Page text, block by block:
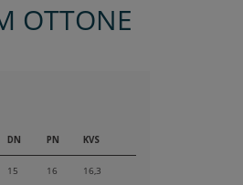
OTTONE
DN PN KVS
15 16 16,3